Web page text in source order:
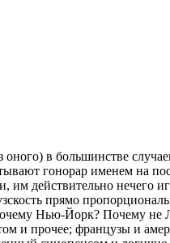
в большинстве
гонорар именем на
им действительно нечего
прямо
Нью-Йорк? Почему
и прочее; французы и